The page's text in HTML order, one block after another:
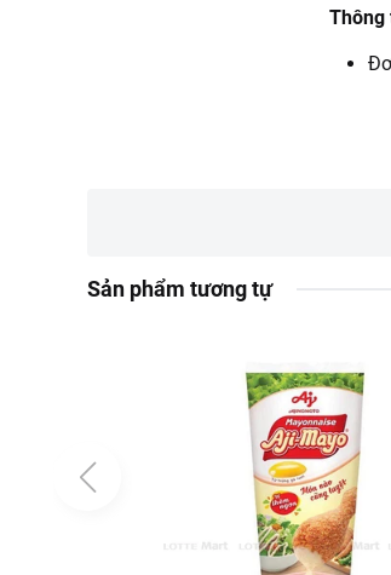
Thông
Sản phẩm tương tự